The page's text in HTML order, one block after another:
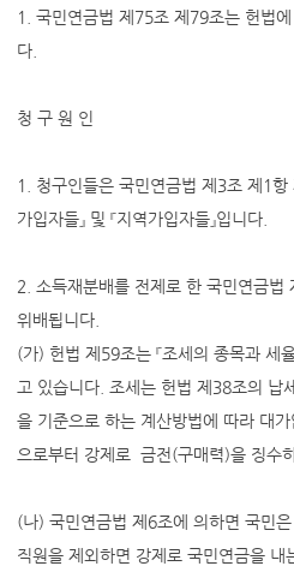
1. 국민연금법 제75조 제79조는 헌법
다.
청 구 원 인
1. 청구인들은 국민연금법 제3조 제1항
가입자들』 및 『지역가입자들』입니다.
2. 소득재분배를 전제로 한 국민연금법
위배됩니다.
(가) 헌법 제59조는 『조세의 종목과 세
고 있습니다. 조세는 헌법 제38조의 납
을 기준으로 하는 계산방법에 따라 대
으로부터 강제로 금전(구매력)을 징수
(나) 국민연금법 제6조에 의하면 국민
직원을 제외하면 강제로 국민연금을 내